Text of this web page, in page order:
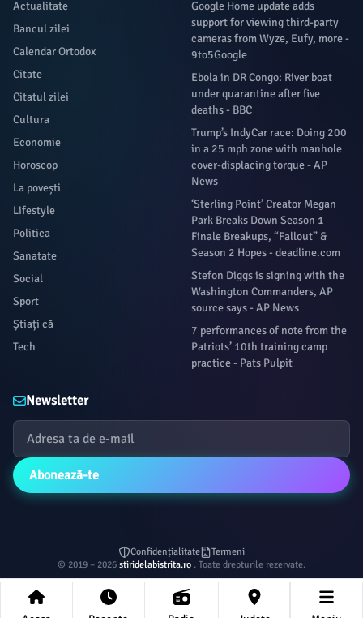
Actualitate
Bancul zilei
Calendar Ortodox
Citate
Citatul zilei
Cultura
Economie
Horoscop
La povești
Lifestyle
Politica
Sanatate
Social
Sport
Știați că
Tech
Google Home update adds
support for viewing third-party
cameras from Wyze, Eufy, more -
9to5Google
Ebola in DR Congo: River boat
under quarantine after five
deaths - BBC
Trump’s IndyCar race: Doing 200
in a 25 mph zone with manhole
cover-displacing torque - AP
News
‘Sterling Point’ Creator Megan
Park Breaks Down Season 1
Finale Breakups, “Fallout” &
Season 2 Hopes - deadline.com
Stefon Diggs is signing with the
Washington Commanders, AP
source says - AP News
7 performances of note from the
Patriots’ 10th training camp
practice - Pats Pulpit
Newsletter
Abonează-te
Confidențialitate
Termeni
© 2019 – 2026 stiridelabistrita.ro . Toate drepturile rezervate.